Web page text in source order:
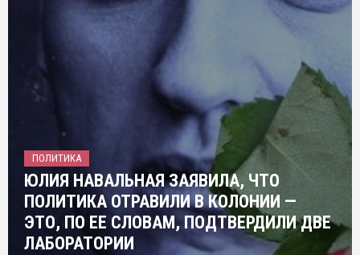
ПОЛИТИКА
ЮЛИЯ НАВАЛЬНАЯ ЗАЯВИЛА, ЧТО
ПОЛИТИКА ОТРАВИЛИ В КОЛОНИИ —
ЭТО, ПО ЕЕ СЛОВАМ, ПОДТВЕРДИЛИ ДВЕ
ЛАБОРАТОРИИ